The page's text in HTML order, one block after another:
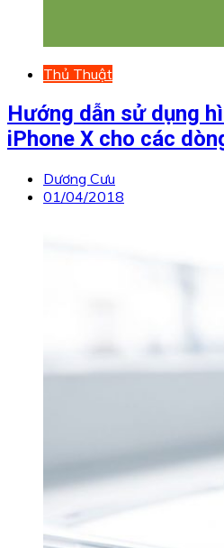
Thủ Thuật
Hướng dẫn sử dụng
iPhone X cho các
Dương Cưu
01/04/2018